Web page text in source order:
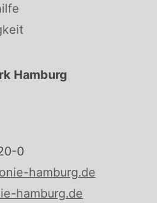
Hamburg
0
hamburg.de
hamburg.de